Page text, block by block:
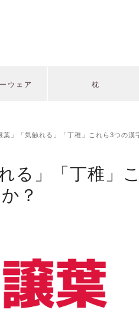
ウェア 枕
葉」「気触れる」「丁稚」これら3つの漢
る」「丁稚」
？